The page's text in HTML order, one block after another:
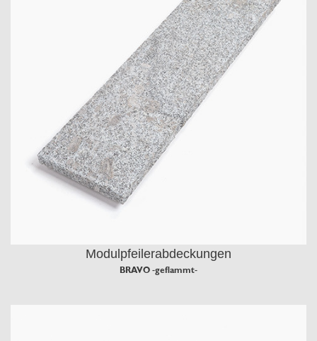
Modulpfeilerabdeckungen
BRAVO -geflammt-